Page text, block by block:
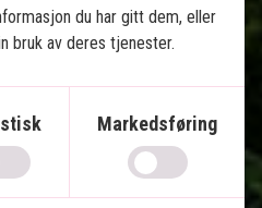
og kanaler
varme kilder
og tåkeskog
du har gitt dem, eller
bruk av deres tjenester.
Markedsføring